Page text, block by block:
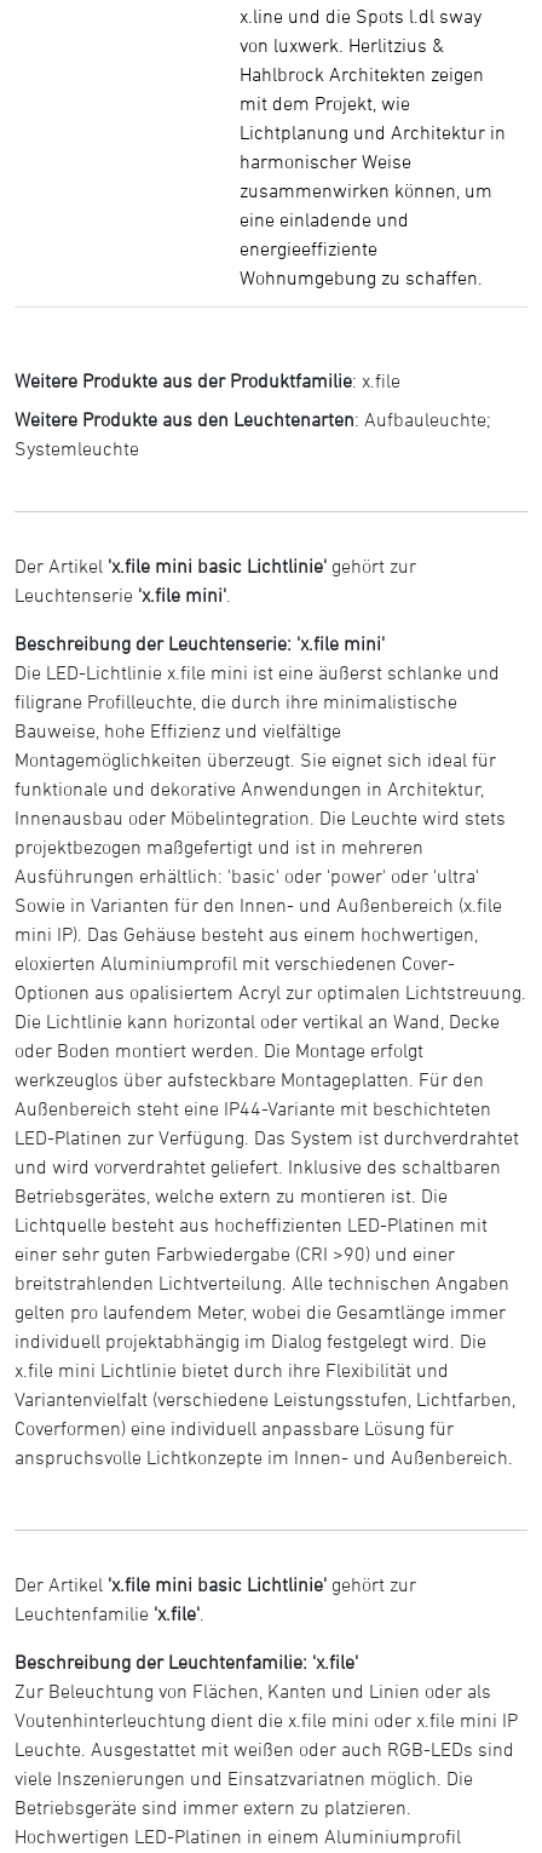
x.line und die Spots l.dl sway
von luxwerk. Herlitzius &
Hahlbrock Architekten zeigen
mit dem Projekt, wie
Lichtplanung und Architektur in
harmonischer Weise
zusammenwirken können, um
eine einladende und
energieeffiziente
Wohnumgebung zu schaffen.
Weitere Produkte aus der Produktfamilie: x.file
Weitere Produkte aus den Leuchtenarten: Aufbauleuchte;
Systemleuchte
Der Artikel 'x.file mini basic Lichtlinie' gehört zur
Leuchtenserie 'x.file mini'
Beschreibung der Leuchtenserie: 'x.file mini'
Die LED-Lichtlinie x.file mini ist eine äußerst schlanke und
filigrane Profilleuchte, die durch ihre minimalistische
Bauweise, hohe Effizienz und vielfältige
Montagemöglichkeiten überzeugt. Sie eignet sich ideal für
funktionale und dekorative Anwendungen in Architektur,
Innenausbau oder Möbelintegration. Die Leuchte wird stets
projektbezogen maßgefertigt und ist in mehreren
Ausführungen erhältlich: 'basic' oder 'power' oder 'ultra'
Sowie in Varianten für den Innen- und Außenbereich (x.file
mini IP). Das Gehäuse besteht aus einem hochwertigen,
eloxierten Aluminiumprofil mit verschiedenen Cover-
Optionen aus opalisiertem Acryl zur optimalen Lichtstreuung.
Die Lichtlinie kann horizontal oder vertikal an Wand, Decke
oder Boden montiert werden. Die Montage erfolgt
werkzeuglos über aufsteckbare Montageplatten. Für den
Außenbereich steht eine IP44-Variante mit beschichteten
LED-Platinen zur Verfügung. Das System ist durchverdrahtet
und wird vorverdrahtet geliefert. Inklusive des schaltbaren
Betriebsgerätes, welche extern zu montieren ist. Die
Lichtquelle besteht aus hocheffizienten LED-Platinen mit
einer sehr guten Farbwiedergabe (CRI >90) und einer
breitstrahlenden Lichtverteilung. Alle technischen Angaben
gelten pro laufendem Meter, wobei die Gesamtlänge immer
individuell projektabhängig im Dialog festgelegt wird. Die
x.file mini Lichtlinie bietet durch ihre Flexibilität und
Variantenvielfalt (verschiedene Leistungsstufen, Lichtfarben,
Coverformen) eine individuell anpassbare Lösung für
anspruchsvolle Lichtkonzepte im Innen- und Außenbereich.
Der Artikel 'x.file mini basic Lichtlinie' gehört zur
Leuchtenfamilie 'x.file'
Beschreibung der Leuchtenfamilie: 'x.file'
Zur Beleuchtung von Flächen, Kanten und Linien oder als
Voutenhinterleuchtung dient die x.file mini oder x.file mini IP
Leuchte. Ausgestattet mit weißen oder auch RGB-LEDs sind
viele Inszenierungen und Einsatzvariatnen möglich. Die
Betriebsgeräte sind immer extern zu platzieren.
Hochwertigen LED-Platinen in einem Aluminiumprofil